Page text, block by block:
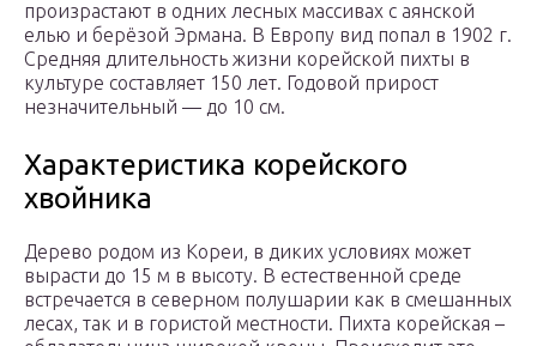
произрастают в одних лесных массивах с аянской
елью и берёзой Эрмана. В Европу вид попал в 1902 г.
Средняя длительность жизни корейской пихты в
культуре составляет 150 лет. Годовой прирост
незначительный — до 10 см.
Характеристика корейского
хвойника
Дерево родом из Кореи, в диких условиях может
вырасти до 15 м в высоту. В естественной среде
встречается в северном полушарии как в смешанных
лесах, так и в гористой местности. Пихта корейская –